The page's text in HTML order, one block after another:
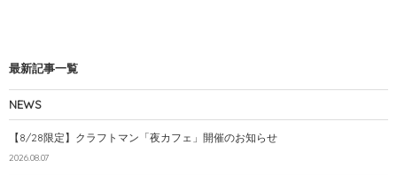
最新記事一覧
NEWS
【8/28限定】クラフトマン「夜カフェ」開催のお知らせ
2026.08.07